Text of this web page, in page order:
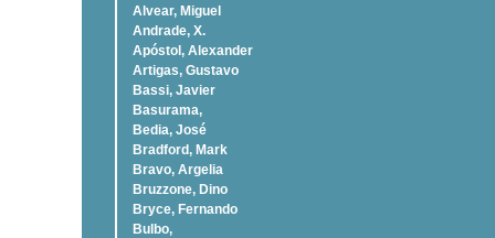
Alvear, Miguel
Andrade, X.
Apóstol, Alexander
Artigas, Gustavo
Bassi, Javier
Basurama,
Bedia, José
Bradford, Mark
Bravo, Argelia
Bruzzone, Dino
Bryce, Fernando
Bulbo,